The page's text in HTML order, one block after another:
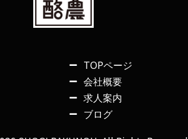
TOPページ
会社概要
求人案内
ブログ